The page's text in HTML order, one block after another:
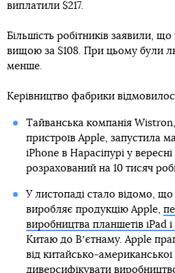
виплатили $217.
Більшість робітників заявили,
вищою за $108. При цьому були
менше.
Керівництво фабрики
Тайванська компанія
пристроїв Apple, запустила
iPhone в Нарасіпурі у
розрахований на 10 тисяч
У листопаді стало відомо,
виробляє продукцію Apple,
виробництва планшетів iPad
Китаю до Вʼєтнаму. Apple
від китайсько-американської
диверсифікувати